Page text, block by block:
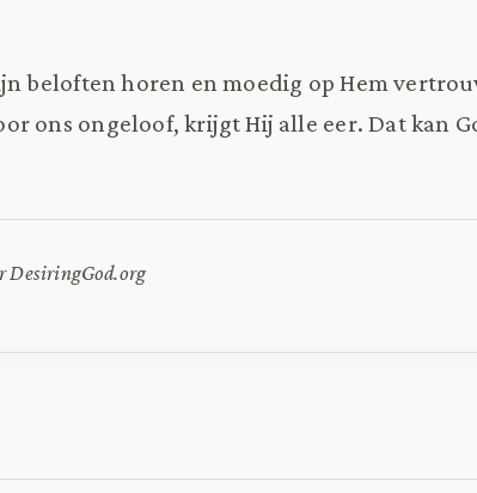
beloften horen en moedig op Hem
ons ongeloof, krijgt Hij alle eer. Dat kan
DesiringGod.org